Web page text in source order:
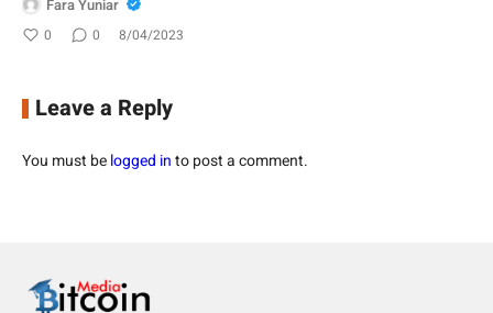
Fara Yuniar
0 0 8/04/2023
Leave a Reply
You must belogged into post a comment.